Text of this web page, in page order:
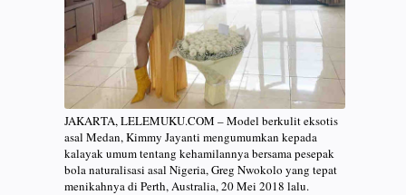
JAKARTA, LELEMUKU.COM – Model berkulit eksotis
asal Medan, Kimmy Jayanti mengumumkan kepada
kalayak umum tentang kehamilannya bersama pesepak
bola naturalisasi asal Nigeria, Greg Nwokolo yang tepat
menikahnya di Perth, Australia, 20 Mei 2018 lalu.